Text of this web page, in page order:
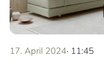
17. April 2024· 11:45